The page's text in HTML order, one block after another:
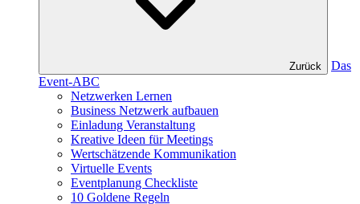
Zurück
Das
Event-ABC
Netzwerken Lernen
Business Netzwerk aufbauen
Einladung Veranstaltung
Kreative Ideen für Meetings
Wertschätzende Kommunikation
Virtuelle Events
Eventplanung Checkliste
10 Goldene Regeln